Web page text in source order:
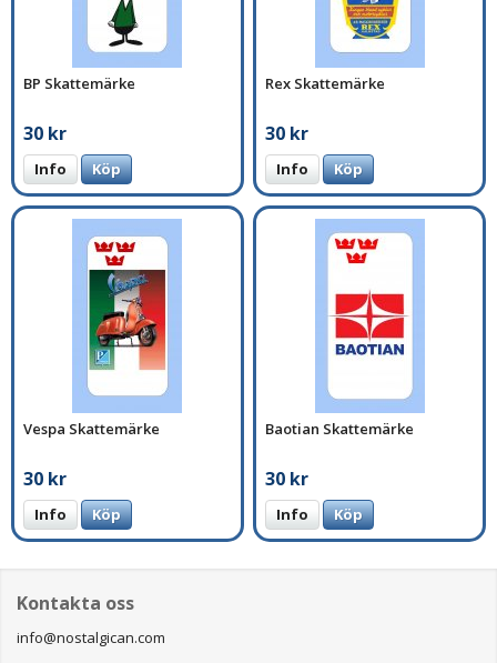
BP Skattemärke
30 kr
Info Köp
Rex Skattemärke
30 kr
Info Köp
Vespa Skattemärke
30 kr
Info Köp
Baotian Skattemärke
30 kr
Info Köp
Kontakta oss
info@nostalgican.com